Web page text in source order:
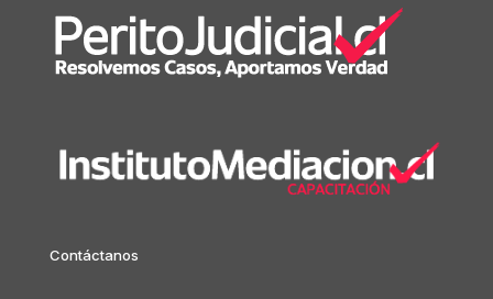
Contáctanos